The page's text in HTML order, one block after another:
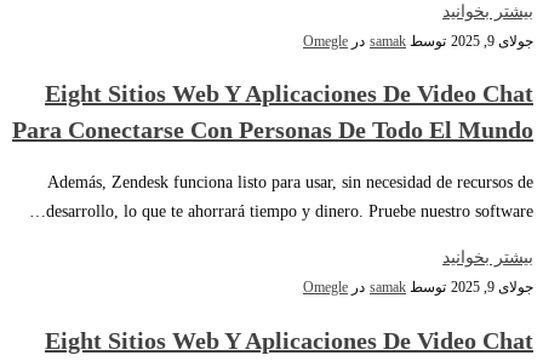
بیشتر بخوانید
جولای 9, 2025 توسط samak در Omegle
Eight Sitios Web Y Aplicaciones De Video Chat
Para Conectarse Con Personas De Todo El Mundo
Además, Zendesk funciona listo para usar, sin necesidad de recursos de
desarrollo, lo que te ahorrará tiempo y dinero. Pruebe nuestro software…
بیشتر بخوانید
جولای 9, 2025 توسط samak در Omegle
Eight Sitios Web Y Aplicaciones De Video Chat